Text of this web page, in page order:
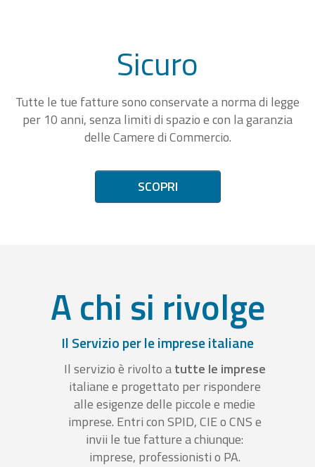
Sicuro
Tutte le tue fatture sono conservate a norma di legge
per 10 anni, senza limiti di spazio e con la garanzia
delle Camere di Commercio.
SCOPRI
A chi si rivolge
Il Servizio per le imprese italiane
Il servizio è rivolto atutte le imprese
italiane e progettato per rispondere
alle esigenze delle piccole e medie
imprese. Entri con SPID, CIE o CNS e
invii le tue fatture a chiunque:
imprese, professionisti o PA.